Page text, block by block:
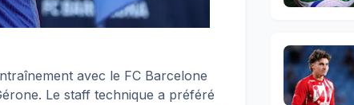
avec le FC Barcelone
Le staff technique a préféré